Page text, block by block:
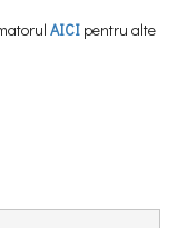
AICI pentru alte